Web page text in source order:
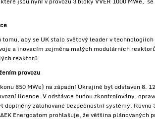
aby se UK stalo světový leader v
a inovacím zejména malých modulárních
reaktorů.
provozu
850 MWe) na západní Ukrajině byl odstaven 8.
licence. V odstávce budou zkontrolovány,
zálohované bezpečnostní systémy. Rovno
Energoatom prohlašuje, že většina plánovaných